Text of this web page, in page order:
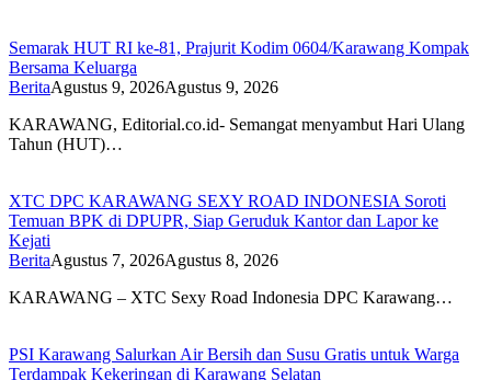
Semarak HUT RI ke-81, Prajurit Kodim 0604/Karawang Kompak
Bersama Keluarga
BeritaAgustus 9, 2026Agustus 9, 2026
KARAWANG, Editorial.co.id- Semangat menyambut Hari Ulang
Tahun (HUT)…
XTC DPC KARAWANG SEXY ROAD INDONESIA Soroti
Temuan BPK di DPUPR, Siap Geruduk Kantor dan Lapor ke
Kejati
BeritaAgustus 7, 2026Agustus 8, 2026
KARAWANG – XTC Sexy Road Indonesia DPC Karawang…
PSI Karawang Salurkan Air Bersih dan Susu Gratis untuk Warga
Terdampak Kekeringan di Karawang Selatan